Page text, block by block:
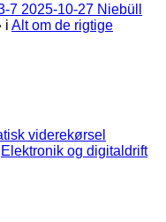
7 2025-10-27 Niebüll
i Alt om de rigtige
viderekørsel
Elektronik og digitaldrift